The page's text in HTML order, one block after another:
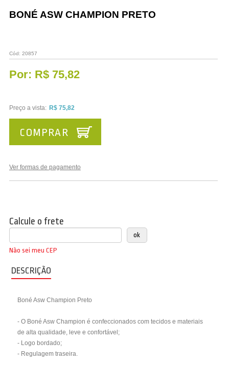
BONÉ ASW CHAMPION PRETO
Cód: 20857
Por: R$ 75,82
Preço a vista: R$ 75,82
Ver formas de pagamento
COMPRAR
Calcule o frete
Não sei meu CEP
DESCRIÇÃO
Boné Asw Champion Preto
- O Boné Asw Champion é confeccionados com tecidos e materiais
de alta qualidade, leve e confortável;
- Logo bordado;
- Regulagem traseira.